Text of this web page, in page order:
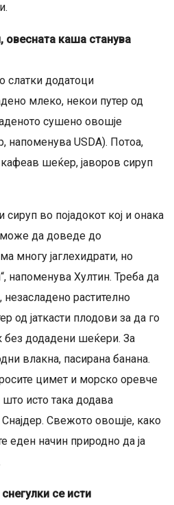
каша станува
слатки додатоци
млеко, некои путер од
сушено овошје
напоменува USDA). Потоа,
шеќер, јаворов сируп
во појадокот кој и онака
може да доведе до
многу јаглехидрати, но
напоменува Хултин. Треба да
незасладено растително
од јаткасти плодови за да го
додадени шеќери. За
влакна, пасирана банана.
цимет и морско оревче
исто така додава
Свежото овошје, како
еден начин природно да ја
се исти